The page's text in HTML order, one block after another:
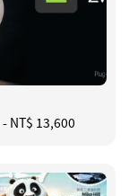
- NT$ 13,600